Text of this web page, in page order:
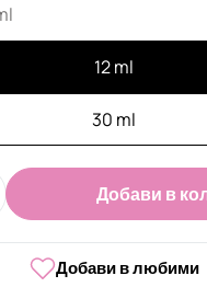
12 ml
30 ml
за
Добави в
Добави в любими